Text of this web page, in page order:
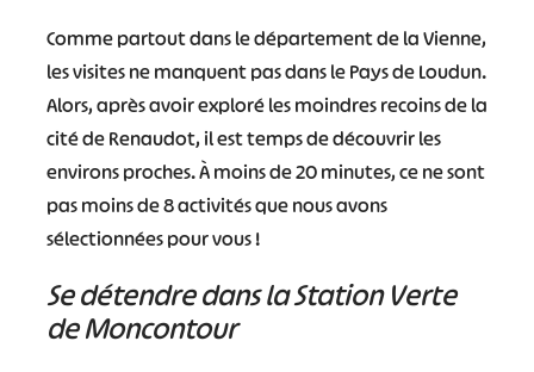
Comme partout dans le département de la Vienne,
les visites ne manquent pas dans le Pays de Loudun.
Alors, après avoir exploré les moindres recoins de la
cité de Renaudot, il est temps de découvrir les
environs proches. À moins de 20 minutes, ce ne sont
pas moins de 8 activités que nous avons
sélectionnées pour vous !
Se détendre dans la Station Verte
de Moncontour